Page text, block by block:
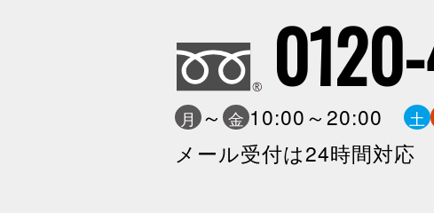
月 ～ 金 10:00～20:00 土
メール受付は24時間対応